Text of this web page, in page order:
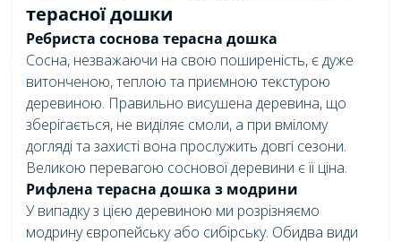
терасної дошки
Ребриста соснова терасна дошка
Сосна, незважаючи на свою поширеність, є дуже
витонченою, теплою та приємною текстурою
деревиною. Правильно висушена деревина, що
зберігається, не виділяє смоли, а при вмілому
догляді та захисті вона прослужить довгі сезони.
Великою перевагою соснової деревини є її ціна.
Рифлена терасна дошка з модрини
У випадку з цією деревиною ми розрізняємо
модрину європейську або сибірську. Обидва види